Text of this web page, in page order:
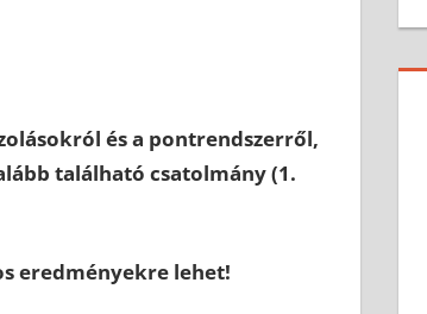
és a pontrendszerről,
található csatolmány (1.
eredményekre lehet!